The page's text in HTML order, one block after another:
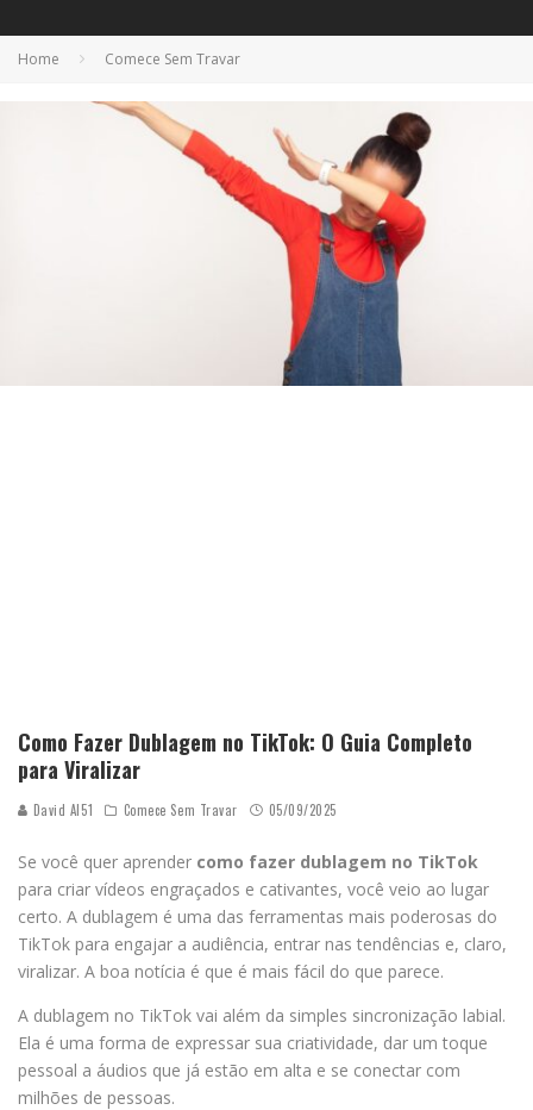
Home Comece Sem Travar
Como Fazer Dublagem no TikTok: O Guia Completo
para Viralizar
David AI51 Comece Sem Travar 05/09/2025
Se você quer aprender como fazer dublagem no TikTok
para criar vídeos engraçados e cativantes, você veio ao lugar
certo. A dublagem é uma das ferramentas mais poderosas do
TikTok para engajar a audiência, entrar nas tendências e, claro,
viralizar. A boa notícia é que é mais fácil do que parece.
A dublagem no TikTok vai além da simples sincronização labial.
Ela é uma forma de expressar sua criatividade, dar um toque
pessoal a áudios que já estão em alta e se conectar com
milhões de pessoas.